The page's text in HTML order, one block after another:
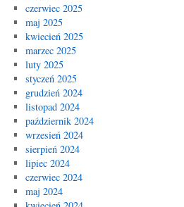
czerwiec 2025
maj 2025
kwiecień 2025
marzec 2025
luty 2025
styczeń 2025
grudzień 2024
listopad 2024
październik 2024
wrzesień 2024
sierpień 2024
lipiec 2024
czerwiec 2024
maj 2024